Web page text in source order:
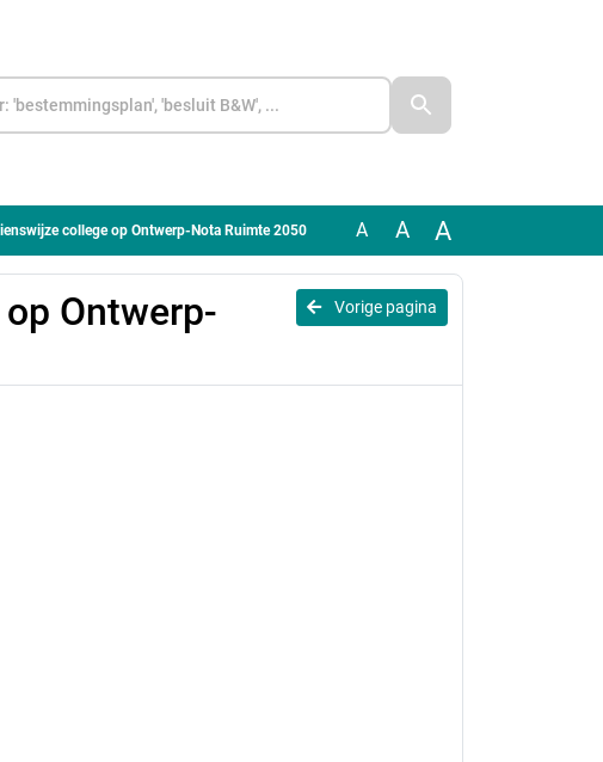
college op Ontwerp-Nota Ruimte 2050 A A A
Vorige pagina
Ontwerp-